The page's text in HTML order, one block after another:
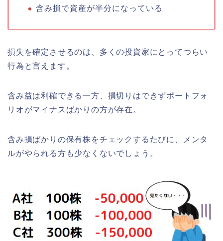
含み損で資産が半分になっている
損失を確定させるのは、多くの投資家にとってつらい
行為と言えます。
含み益は利確できる一方、損切りはできずポートフォ
リオがマイナスばかりの方が存在。
含み損ばかりの保有株をチェックするたびに、メンタ
ルがやられる方も少なくないでしょう。